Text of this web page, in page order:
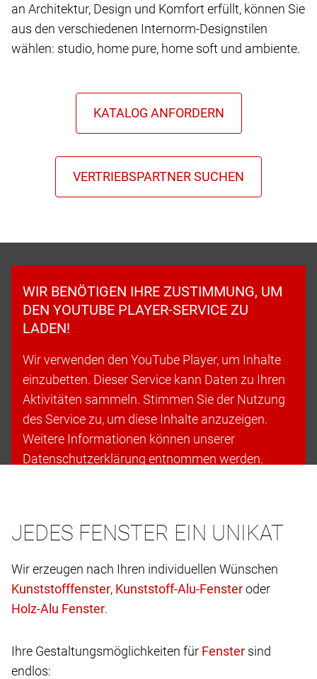
an Architektur, Design und Komfort erfüllt, können Sie
aus den verschiedenen Internorm-Designstilen
wählen: studio, home pure, home soft und ambiente.
WIR BENÖTIGEN IHRE ZUSTIMMUNG, UM
DEN YOUTUBE PLAYER-SERVICE ZU
LADEN!
Wir verwenden den YouTube Player, um Inhalte
einzubetten. Dieser Service kann Daten zu Ihren
Aktivitäten sammeln. Stimmen Sie der Nutzung
des Service zu, um diese Inhalte anzuzeigen.
Weitere Informationen können unserer
Datenschutzerklärung entnommen werden.
JEDES FENSTER EIN UNIKAT
Wir erzeugen nach Ihren individuellen Wünschen
,
oder
.
Ihre Gestaltungsmöglichkeiten für
sind
endlos: